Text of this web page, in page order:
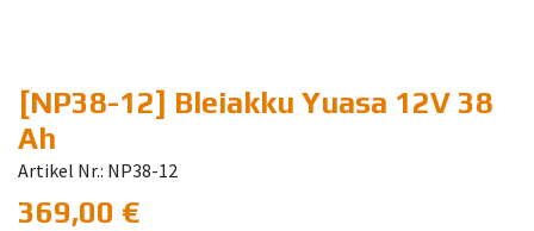
[NP38-12] Bleiakku Yuasa 12V 38
Ah
Artikel Nr.: NP38-12
369,00 €